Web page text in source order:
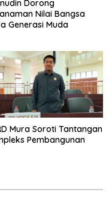
Dorong
Nilai Bangsa
Generasi Muda
Mura Soroti Tantangan
Pembangunan